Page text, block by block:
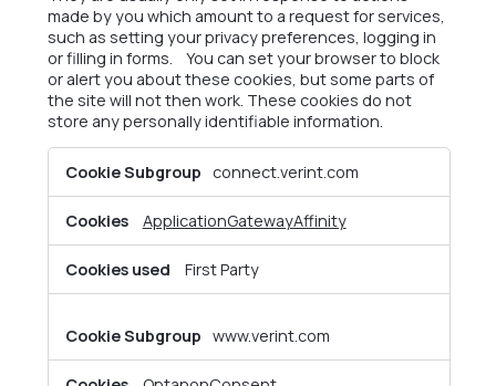
made by you which amount to a request for services,
such as setting your privacy preferences, logging in
or filling in forms. You can set your browser to block
or alert you about these cookies, but some parts of
the site will not then work. These cookies do not
store any personally identifiable information.
Necessary
connect.verint.com
ApplicationGatewayAffinity
First Party
www.verint.com